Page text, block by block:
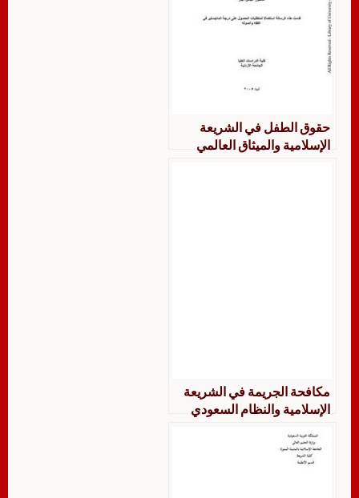
حقوق الطفل في الشريعة
الإسلامية والميثاق العالمي
مكافحة الجريمة في الشريعة
الإسلامية والنظام السعودي